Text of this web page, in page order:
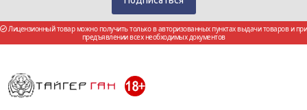
Лицензионный товар можно получить только в авторизованных пунктах выдачи товаров и при
предъявлении всех необходимых документов